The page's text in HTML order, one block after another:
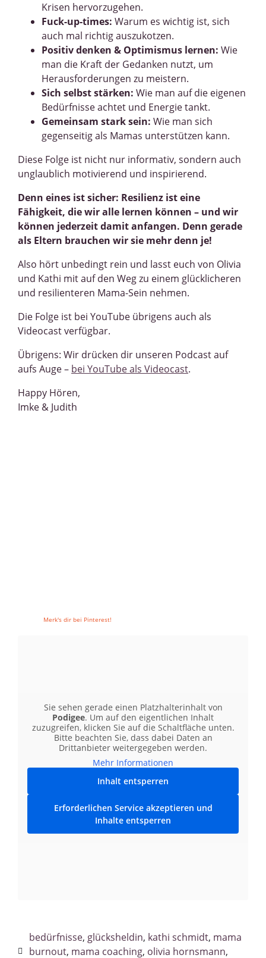
Krisen hervorzugehen.
Fuck-up-times: Warum es wichtig ist, sich
auch mal richtig auszukotzen.
Positiv denken & Optimismus lernen: Wie
man die Kraft der Gedanken nutzt, um
Herausforderungen zu meistern.
Sich selbst stärken: Wie man auf die eigenen
Bedürfnisse achtet und Energie tankt.
Gemeinsam stark sein: Wie man sich
gegenseitig als Mamas unterstützen kann.
Diese Folge ist nicht nur informativ, sondern auch
unglaublich motivierend und inspirierend.
Denn eines ist sicher: Resilienz ist eine
Fähigkeit, die wir alle lernen können – und wir
können jederzeit damit anfangen. Denn gerade
als Eltern brauchen wir sie mehr denn je!
Also hört unbedingt rein und lasst euch von Olivia
und Kathi mit auf den Weg zu einem glücklicheren
und resilienteren Mama-Sein nehmen.
Die Folge ist bei YouTube übrigens auch als
Videocast verfügbar.
Übrigens: Wir drücken dir unseren Podcast auf
aufs Auge – bei YouTube als Videocast.
Happy Hören,
Imke & Judith
Merk's dir bei Pinterest!
Sie sehen gerade einen Platzhalterinhalt von
Podigee. Um auf den eigentlichen Inhalt
zuzugreifen, klicken Sie auf die Schaltfläche unten.
Bitte beachten Sie, dass dabei Daten an
Drittanbieter weitergegeben werden.
Mehr Informationen
Inhalt entsperren
Erforderlichen Service akzeptieren und
Inhalte entsperren
bedürfnisse, glücksheldin, kathi schmidt, mama
burnout, mama coaching, olivia hornsmann,